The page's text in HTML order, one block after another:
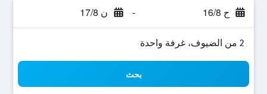
ح 16/8 - ن 17/8
2 من الضيوف، غرفة واحدة
بحث